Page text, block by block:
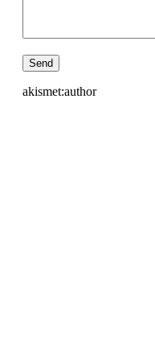
akismet:author